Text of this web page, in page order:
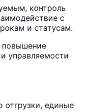
контроль
с
и статусам.
повышение
управляемости
отгрузки, единые